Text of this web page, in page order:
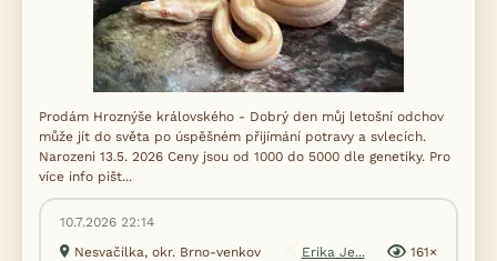
Prodám Hroznýše královského - Dobrý den můj letošní odchov
může jít do světa po úspěšném přijímání potravy a svlecích.
Narozeni 13.5. 2026 Ceny jsou od 1000 do 5000 dle genetiky. Pro
více info pišt...
10.7.2026 22:14
Nesvačilka, okr. Brno-venkov
Erika Je... 161×